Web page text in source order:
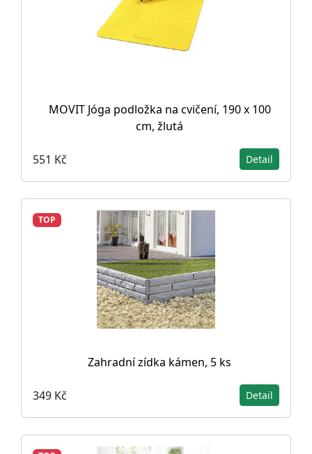
MOVIT Jóga podložka na cvičení, 190 x 100
cm, žlutá
551 Kč Detail
TOP
Zahradní zídka kámen, 5 ks
349 Kč Detail